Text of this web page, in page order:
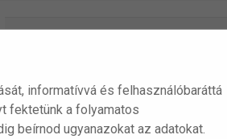
informatívvá és felhasználóbaráttá
fektetünk a folyamatos
beírnod ugyanazokat az adatokat.
Online készlet: